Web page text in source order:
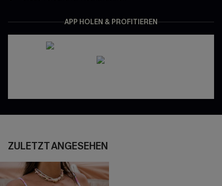
APP HOLEN & PROFITIEREN
ZULETZT ANGESEHEN